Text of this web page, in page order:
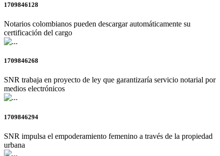
1709846128
Notarios colombianos pueden descargar automáticamente su
certificación del cargo
1709846268
SNR trabaja en proyecto de ley que garantizaría servicio notarial por
medios electrónicos
1709846294
SNR impulsa el empoderamiento femenino a través de la propiedad
urbana